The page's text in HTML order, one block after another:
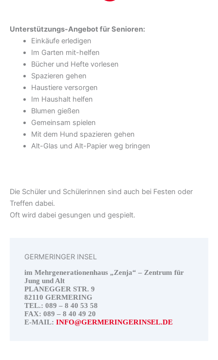
Unterstützungs-Angebot für Senioren:
Einkäufe erledigen
Im Garten mit-helfen
Bücher und Hefte vorlesen
Spazieren gehen
Haustiere versorgen
Im Haushalt helfen
Blumen gießen
Gemeinsam spielen
Mit dem Hund spazieren gehen
Alt-Glas und Alt-Papier weg bringen
Die Schüler und Schülerinnen sind auch bei Festen oder
Treffen dabei.
Oft wird dabei gesungen und gespielt.
GERMERINGER INSEL
im Mehrgenerationenhaus „Zenja“ – Zentrum für
Jung und Alt
PLANEGGER STR. 9
82110 GERMERING
TEL.: 089 – 8 40 53 58
FAX: 089 – 8 40 49 20
E-MAIL: INFO@GERMERINGERINSEL.DE